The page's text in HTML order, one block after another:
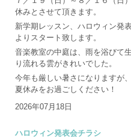
休みとさせて頂きます。
新学期レッスン、ハロウィン発
よりスタート致します。
音楽教室の中庭は、雨を浴びて
り流れる雲がきれいでした。
今年も厳しい暑さになりますが
夏休みをお過ごしください！
2026年07月18日
ハロウィン発表会チラシ